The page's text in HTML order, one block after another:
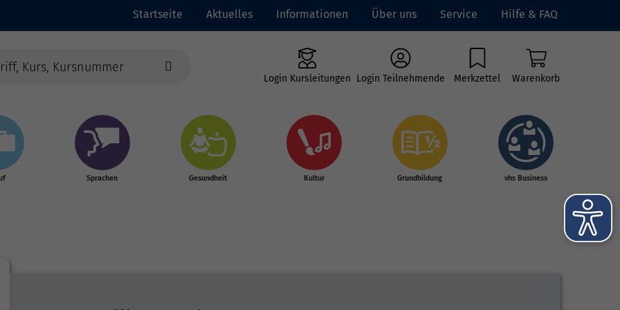
Startseite Aktuelles Informationen Über uns Service Hilfe & FAQ
Login Kursleitungen Login Teilnehmende Merkzettel Warenkorb
Sprachen Gesundheit Kultur Grundbildung vhs Business